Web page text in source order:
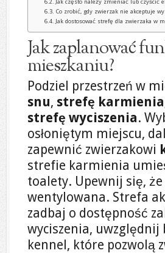
Jak często należy zmieniać lub czyścić
Co zrobić, gdy zwierzak nie akceptuje
Jak dostosować strefę dla zwierzaka w
Jak zaplanować
mieszkaniu?
Podziel przestrzeń w
snu, strefę karmienia
strefę wyciszenia.
osłoniętym miejscu,
zapewnić zwierzakowi
strefie karmienia
toalety. Upewnij się,
wentylowana. Strefa
zadbaj o dostępność
wyciszenia, uwzględnij
kennel, które pozwolą